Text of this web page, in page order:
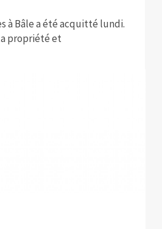
à Bâle a été acquitté lundi.
propriété et